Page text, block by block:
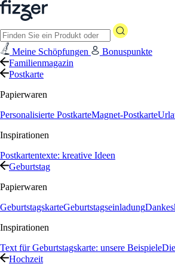
Meine Schöpfungen
Bonuspunkte
Familienmagazin
Postkarte
Papierwaren
Personalisierte PostkarteMagnet-Postkarte
Inspirationen
Postkartentexte: kreative Ideen
Geburtstag
Papierwaren
GeburtstagskarteGeburtstagseinladung
Inspirationen
Text für Geburtstagskarte: unsere Beispiele
Hochzeit